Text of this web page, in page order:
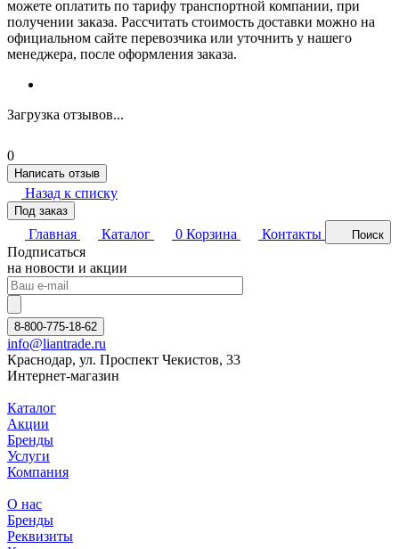
можете оплатить по тарифу транспортной компании, при
получении заказа. Рассчитать стоимость доставки можно на
официальном сайте перевозчика или уточнить у нашего
менеджера, после оформления заказа.
Загрузка отзывов...
0
Написать отзыв
Назад к списку
Под заказ
Главная Каталог 0 Корзина Контакты Поиск
Подписаться
на новости и акции
8-800-775-18-62
info@liantrade.ru
Краснодар, ул. Проспект Чекистов, 33
Интернет-магазин
Каталог
Акции
Бренды
Услуги
Компания
О нас
Бренды
Реквизиты